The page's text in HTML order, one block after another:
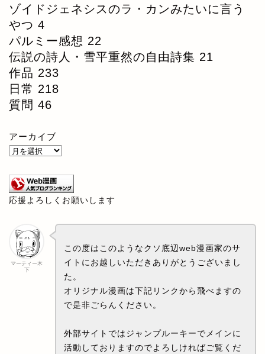
ゾイドジェネシスのラ・カンみたいに言う
やつ 4
パルミー感想 22
伝説の詩人・雪平重然の自由詩集 21
作品 233
日常 218
質問 46
アーカイブ
応援よろしくお願いします
マーティー木
下
この度はこのようなクソ底辺web漫画家のサ
イトにお越しいただきありがとうございまし
た。
オリジナル漫画は下記リンクから飛べますの
で是非ごらんください。
外部サイトではジャンプルーキーでメインに
活動しておりますのでよろしければご覧くだ